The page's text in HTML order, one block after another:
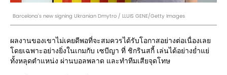
Barcelona's new signing Ukranian Dmytro / LLUIS GENE/Getty Images
ผลงานของเขาไม่เคยดีพอที่จะสมควรได้รับโอกาสอย่างต่อเนื่องเลย
โดยเฉพาะอย่างยิ่งในเกมกับ เซบีญา ที่ ชิกรินสกี้ เล่นได้อย่างย่ำแย่
ทั้งหลุดตำแหน่ง ผ่านบอลพลาด และทำทีมเสียจุดโทษ